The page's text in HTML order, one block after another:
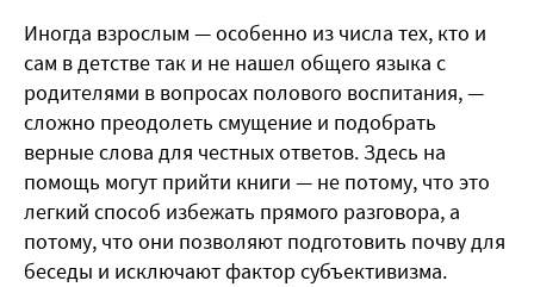
Иногда взрослым — особенно из числа тех, кто и
сам в детстве так и не нашел общего языка с
родителями в вопросах полового воспитания, —
сложно преодолеть смущение и подобрать
верные слова для честных ответов. Здесь на
помощь могут прийти книги — не потому, что это
легкий способ избежать прямого разговора, а
потому, что они позволяют подготовить почву для
беседы и исключают фактор субъективизма.